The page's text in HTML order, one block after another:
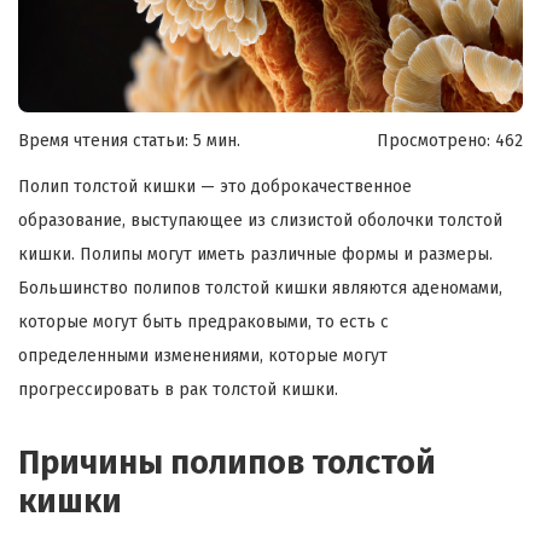
Время чтения статьи: 5 мин. Просмотрено: 462
Полип толстой кишки — это доброкачественное
образование, выступающее из слизистой оболочки толстой
кишки. Полипы могут иметь различные формы и размеры.
Большинство полипов толстой кишки являются аденомами,
которые могут быть предраковыми, то есть с
определенными изменениями, которые могут
прогрессировать в рак толстой кишки.
Причины полипов толстой
кишки